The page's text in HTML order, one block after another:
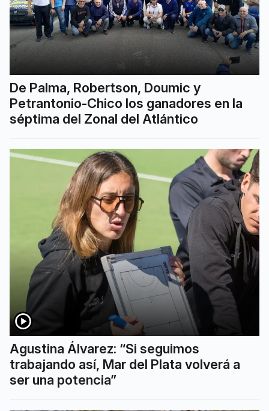
De Palma, Robertson, Doumic y
Petrantonio-Chico los ganadores en la
séptima del Zonal del Atlántico
Agustina Álvarez: “Si seguimos
trabajando así, Mar del Plata volverá a
ser una potencia”